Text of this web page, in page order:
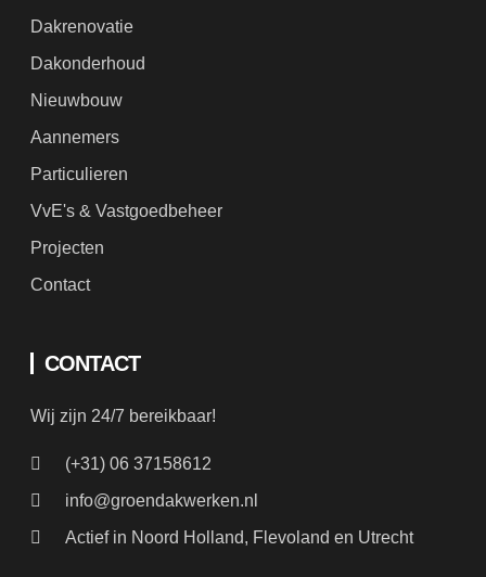
Dakrenovatie
Dakonderhoud
Nieuwbouw
Aannemers
Particulieren
VvE's & Vastgoedbeheer
Projecten
Contact
CONTACT
Wij zijn 24/7 bereikbaar!
(+31) 06 37158612
info@groendakwerken.nl
Actief in Noord Holland, Flevoland en Utrecht